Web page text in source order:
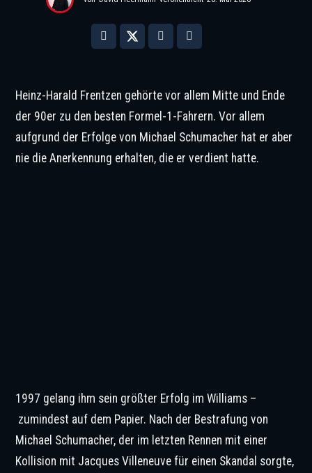
Heinz-Harald Frentzen gehörte vor allem Mitte und Ende
der 90er zu den besten Formel-1-Fahrern. Vor allem
aufgrund der Erfolge von Michael Schumacher hat er aber
nie die Anerkennung erhalten, die er verdient hatte.
1997 gelang ihm sein größter Erfolg im Williams –
zumindest auf dem Papier. Nach der Bestrafung von
Michael Schumacher, der im letzten Rennen mit einer
Kollision mit Jacques Villeneuve für einen Skandal sorgte,